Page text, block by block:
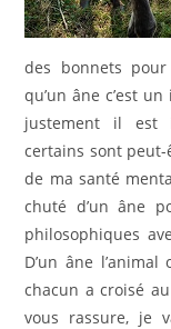
des bonnets
qu’un âne c’est
justement il est
certains sont
de ma santé
chuté d’un âne
philosophiques
D’un âne
chacun a croisé
vous rassure, je